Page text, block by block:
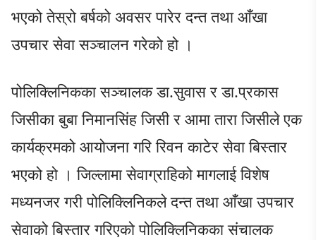
भएको तेस्रो बर्षको अवसर पारेर दन्त तथा आँखा
उपचार सेवा सञ्चालन गरेको हो ।
पोलिक्लिनिकका सञ्चालक डा.सुवास र डा.प्रकास
जिसीका बुबा निमानसिंह जिसी र आमा तारा जिसीले एक
कार्यक्रमको आयोजना गरि रिवन काटेर सेवा बिस्तार
भएको हो । जिल्लामा सेवाग्राहिको मागलाई विशेष
मध्यनजर गरी पोलिक्लिनिकले दन्त तथा आँखा उपचार
सेवाको बिस्तार गरिएको पोलिक्लिनिकका संचालक